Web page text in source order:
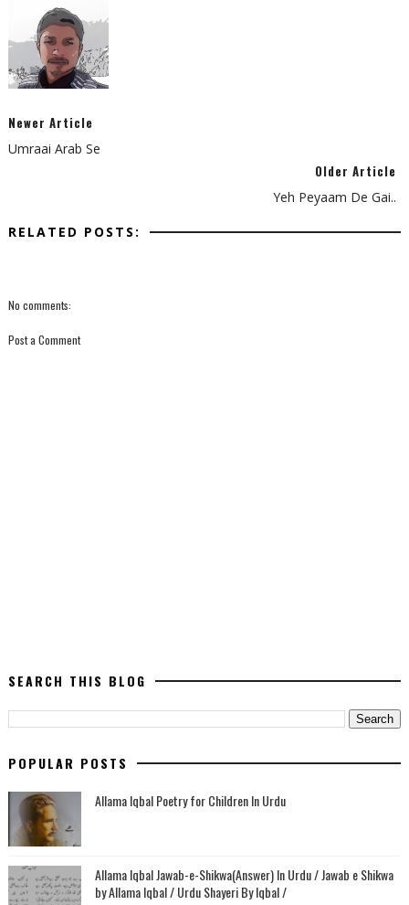
Newer Article
Umraai Arab Se
Older Article
Yeh Peyaam De Gai..
RELATED POSTS:
No comments:
Post a Comment
SEARCH THIS BLOG
POPULAR POSTS
Allama Iqbal Poetry for Children In Urdu
Allama Iqbal Jawab-e-Shikwa(Answer) In Urdu / Jawab e Shikwa
by Allama Iqbal / Urdu Shayeri By Iqbal /